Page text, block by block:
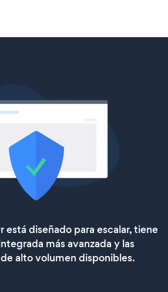
está diseñado para escalar, tiene
más avanzada y las
alto volumen disponibles.